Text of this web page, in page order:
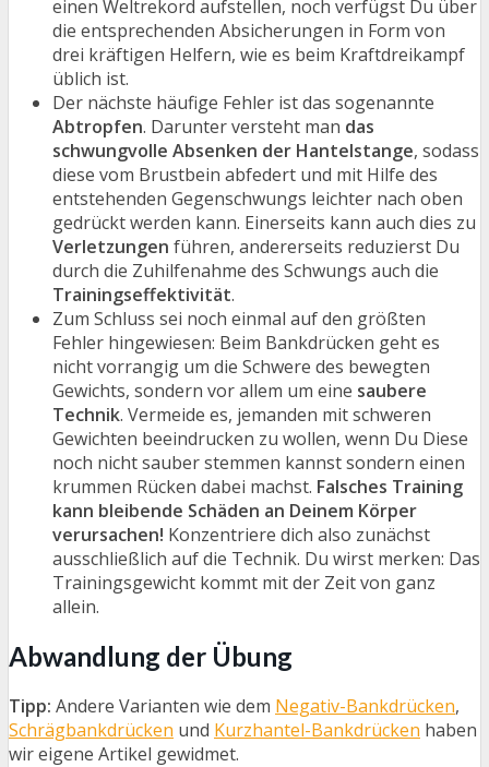
einen Weltrekord aufstellen, noch verfügst Du über
die entsprechenden Absicherungen in Form von
drei kräftigen Helfern, wie es beim Kraftdreikampf
üblich ist.
Der nächste häufige Fehler ist das sogenannte
Abtropfen. Darunter versteht man das
schwungvolle Absenken der Hantelstange, sodass
diese vom Brustbein abfedert und mit Hilfe des
entstehenden Gegenschwungs leichter nach oben
gedrückt werden kann. Einerseits kann auch dies zu
Verletzungen führen, andererseits reduzierst Du
durch die Zuhilfenahme des Schwungs auch die
Trainingseffektivität.
Zum Schluss sei noch einmal auf den größten
Fehler hingewiesen: Beim Bankdrücken geht es
nicht vorrangig um die Schwere des bewegten
Gewichts, sondern vor allem um eine saubere
Technik. Vermeide es, jemanden mit schweren
Gewichten beeindrucken zu wollen, wenn Du Diese
noch nicht sauber stemmen kannst sondern einen
krummen Rücken dabei machst. Falsches Training
kann bleibende Schäden an Deinem Körper
verursachen! Konzentriere dich also zunächst
ausschließlich auf die Technik. Du wirst merken: Das
Trainingsgewicht kommt mit der Zeit von ganz
allein.
Abwandlung der Übung
Tipp: Andere Varianten wie dem Negativ-Bankdrücken,
Schrägbankdrücken und Kurzhantel-Bankdrücken haben
wir eigene Artikel gewidmet.